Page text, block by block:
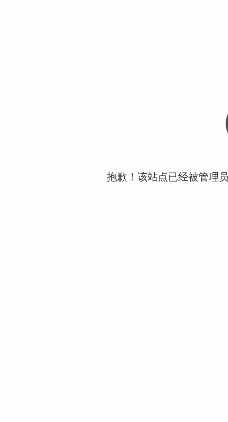
抱歉！该站点已经被管理